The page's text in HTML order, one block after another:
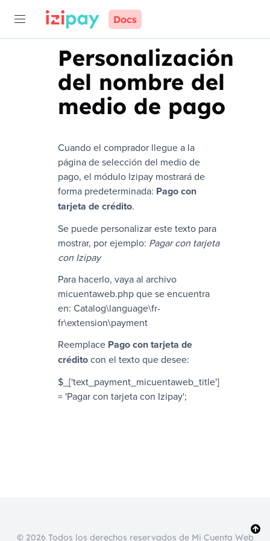
Docs
Personalización
del nombre del
medio de pago
Cuando el comprador llegue a la
página de selección del medio de
pago, el módulo Izipay mostrará de
forma predeterminada: Pago con
tarjeta de crédito.
Se puede personalizar este texto para
mostrar, por ejemplo: Pagar con tarjeta
con Izipay
Para hacerlo, vaya al archivo
micuentaweb.php que se encuentra
en: Catalog\language\fr-
fr\extension\payment
Reemplace Pago con tarjeta de
créditocon el texto que desee:
$_['text_payment_ micuentaweb _title']
= 'Pagar con tarjeta con Izipay';
© 2026 Todos los derechos reservados de Mi Cuenta Web